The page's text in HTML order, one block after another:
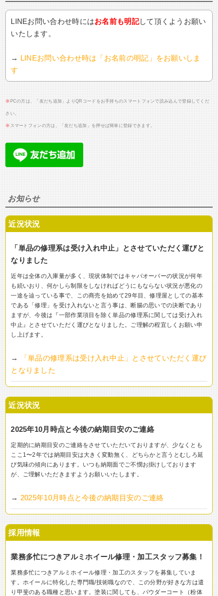
LINEお問い合わせ時にはお名前も明記して頂くようお願い
いたします。
→ LINEお問い合わせ時は「お名前の明記」をお願いしま
す
※ PCの方は、「友だち追加」よりQRコードをお手持ちのスマートフォンで読み込んで登録してくだ
さい。
※ スマートフォンの方は、「友だち追加」を押せば簡単に登録できます。
お知らせ
近況状況
「単品の修理系は受け入れ中止」とさせていただく運びと
なりました
近年は全体の入庫量が多く、現状体制ではキャパオーバーの状況が何年
も続いおり、何かしら制限をしなければどうにもならない状況が悪化の
一途を辿っている事で、この商売を始めて29年目、修理屋としての基本
である「修理」を受け入れないと言う事は、断腸の思いでの決断であり
ますが、今後は『一部作業項目を除く単品の修理系に関しては受け入れ
中止』とさせていただく運びとなりました。ご理解の程宜しくお願い申
し上げます。
→
「単品の修理系は受け入れ中止」とさせていただく運び
となりました
近況状況
2025年10月時点と今後の納期目安のご連絡
定期的に納期目安のご連絡をさせていただいておりますが、少なくとも
ここ1〜2年では納期目安は大きく変動無く、どちらかと言うとむしろ延
び気味の傾向にあります。いつも納期面でご不憫お掛けしております
が、ご理解いただきますようお願いいたします。
→ 2025年10月時点と今後の納期目安のご連絡
採用情報
業務多忙につきアルミホイール修理・加工スタッフ募集！
業務多忙につきアルミホイール修理・加工のスタッフを募集していま
す。ホイールに特化した専門職/技術職なので、この分野が好きな方は遣
り甲斐のある職種と思います。塗装に関しても、パウダーコート（粉体